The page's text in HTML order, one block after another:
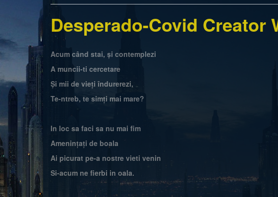
Desperado-Covid Creator
Acum când stai, și contemplezi
A muncii-ti cercetare
Și mii de vieți îndurerezi,
Te-ntreb, te simți mai mare?
In loc sa faci sa nu mai fim
Amenințați de boala
Ai picurat pe-a nostre vieti venin
Si-acum ne fierbi in oala.